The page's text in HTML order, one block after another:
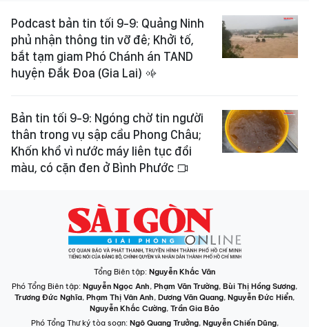
Podcast bản tin tối 9-9: Quảng Ninh
phủ nhận thông tin vỡ đê; Khởi tố,
bắt tạm giam Phó Chánh án TAND
huyện Đắk Đoa (Gia Lai)
Bản tin tối 9-9: Ngóng chờ tin người
thân trong vụ sập cầu Phong Châu;
Khốn khổ vì nước máy liên tục đổi
màu, có cặn đen ở Bình Phước
Tổng Biên tập: Nguyễn Khắc Văn
Phó Tổng Biên tập: Nguyễn Ngọc Anh, Phạm Văn Trường, Bùi Thị Hồng Sương,
Trương Đức Nghĩa, Phạm Thị Vân Anh, Dương Văn Quang, Nguyễn Đức Hiển,
Nguyễn Khắc Cường, Trần Gia Bảo
Phó Tổng Thư ký tòa soạn: Ngô Quang Trưởng, Nguyễn Chiến Dũng,